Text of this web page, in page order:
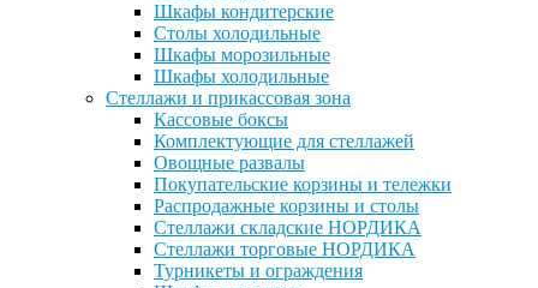
Шкафы кондитерские
Столы холодильные
Шкафы морозильные
Шкафы холодильные
Стеллажи и прикассовая зона
Кассовые боксы
Комплектующие для стеллажей
Овощные развалы
Покупательские корзины и тележки
Распродажные корзины и столы
Стеллажи складские НОРДИКА
Стеллажи торговые НОРДИКА
Турникеты и ограждения